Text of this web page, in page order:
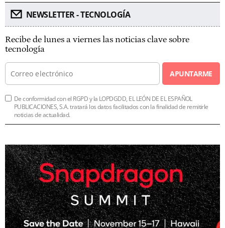
NEWSLETTER - TECNOLOGÍA
Recibe de lunes a viernes las noticias clave sobre
tecnología
APUNTARME
De conformidad con el RGPD y la LOPDGDD, EL LEÓN DE EL ESPAÑOL
PUBLICACIONES, S.A. tratará los datos facilitados con la finalidad de remitirle
noticias de actualidad.